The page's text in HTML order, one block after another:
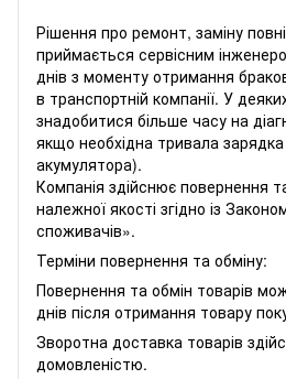
Рішення про ремонт, заміну
приймається сервісним
днів з моменту отримання
в транспортній компанії. У
знадобитися більше часу на
якщо необхідна тривала
акумулятора).
Компанія здійснює повернення
належної якості згідно із
споживачів».
Терміни повернення та обміну:
Повернення та обмін товарів
днів після отримання товару
Зворотна доставка товарів
домовленістю.